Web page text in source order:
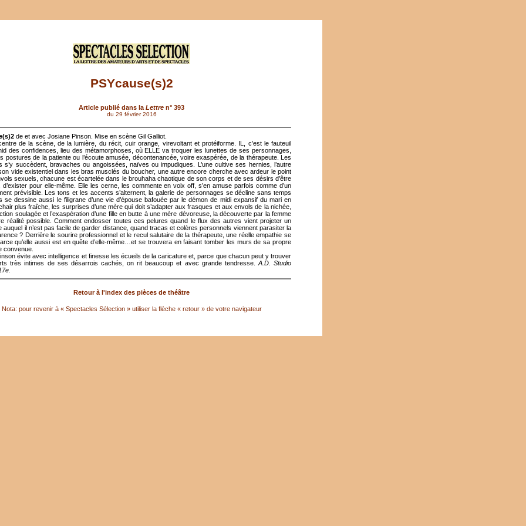
PSYcause(s)2
Article publié dans la Lettre n° 393
du 29 février 2016
de et avec Josiane Pinson. Mise en scène Gil Galliot.
de la scène, de la lumière, du récit, cuir orange, virevoltant et protéiforme. IL, c’est le fauteuil
des confidences, lieu des métamorphoses, où ELLE va troquer les lunettes de ses personnages,
postures de la patiente ou l’écoute amusée, décontenancée, voire exaspérée, de la thérapeute. Les
s’y succèdent, bravaches ou angoissées, naïves ou impudiques. L’une cultive ses hernies, l’autre
vide existentiel dans les bras musclés du boucher, une autre encore cherche avec ardeur le point
sexuels, chacune est écartelée dans le brouhaha chaotique de son corps et de ses désirs d’être
d’exister pour elle-même. Elle les cerne, les commente en voix off, s’en amuse parfois comme d’un
prévisible. Les tons et les accents s’alternent, la galerie de personnages se décline sans temps
se dessine aussi le filigrane d’une vie d’épouse bafouée par le démon de midi expansif du mari en
plus fraîche, les surprises d’une mère qui doit s’adapter aux frasques et aux envols de la nichée,
soulagée et l’exaspération d’une fille en butte à une mère dévoreuse, la découverte par la femme
réalité possible. Comment endosser toutes ces pelures quand le flux des autres vient projeter un
auquel il n’est pas facile de garder distance, quand tracas et colères personnels viennent parasiter la
? Derrière le sourire professionnel et le recul salutaire de la thérapeute, une réelle empathie se
qu’elle aussi est en quête d’elle-même…et se trouvera en faisant tomber les murs de sa propre
convenue.
évite avec intelligence et finesse les écueils de la caricature et, parce que chacun peut y trouver
très intimes de ses désarrois cachés, on rit beaucoup et avec grande tendresse. A.D.
Studio
Retour à l'index des pièces de théâtre
Nota: pour revenir à « Spectacles Sélection » utiliser la flèche « retour » de votre navigateur